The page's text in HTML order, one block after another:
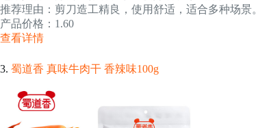
推荐理由：剪刀造工精良，使用舒适，适合多种场景。
产品价格：1.60
查看详情
3. 蜀道香 真味牛肉干 香辣味100g